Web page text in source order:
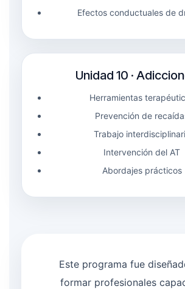
Efectos conductuales de
Unidad 10 ·
Herramientas
Prevención de
Trabajo
Intervención del AT
Abordajes prácticos
Este programa fue
formar profesionales